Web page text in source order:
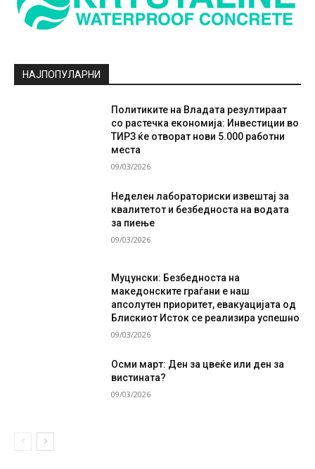
НАЈПОПУЛАРНИ
Политиките на Владата резултираат
со растечка економија: Инвестиции во
ТИРЗ ќе отворат нови 5.000 работни
места
09/03/2026
Неделен лабораториски извештај за
квалитетот и безбедноста на водата
за пиење
09/03/2026
Муцунски: Безбедноста на
македонските граѓани е наш
апсолутен приоритет, евакуацијата од
Блискиот Исток се реализира успешно
09/03/2026
Осми март: Ден за цвеќе или ден за
вистината?
09/03/2026